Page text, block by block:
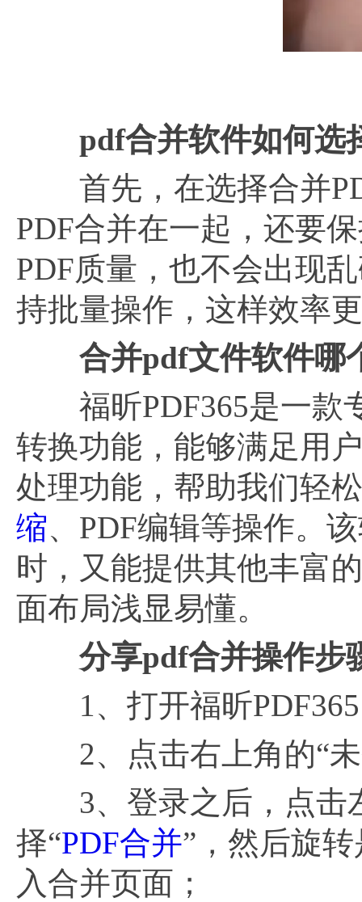
pdf合并软件如何选
首先，在选择合并
PDF合并在一起，还要
PDF质量，也不会出现
持批量操作，这样效率
合并pdf文件软件哪
福昕PDF365是一款
转换功能，能够满足用
处理功能，帮助我们轻
缩、PDF编辑等操作。
时，又能提供其他丰富
面布局浅显易懂。
分享pdf合并操作步
1、打开福昕PDF365
2、点击右上角的“未
3、登录之后，点击
择“PDF合并”，然后旋
入合并页面；